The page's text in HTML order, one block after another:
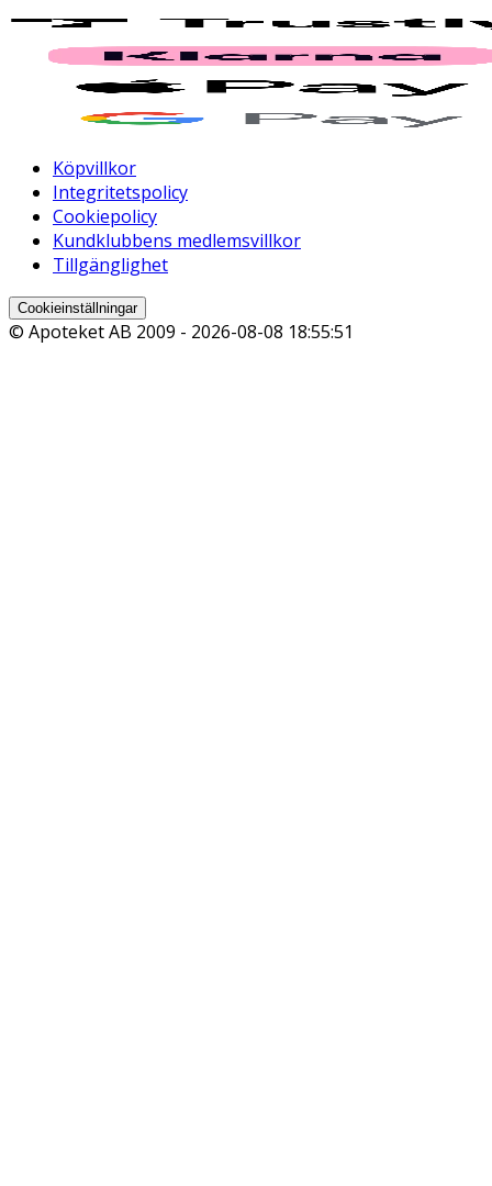
Köpvillkor
Integritetspolicy
Cookiepolicy
Kundklubbens medlemsvillkor
Tillgänglighet
Cookieinställningar
© Apoteket AB 2009 - 2026-08-08 18:55:51